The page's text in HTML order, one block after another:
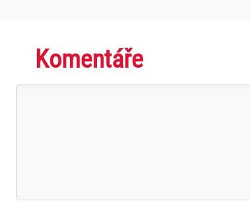
Komentáře